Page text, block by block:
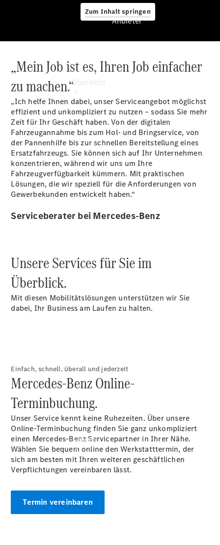
Zum Inhalt springen
Anbieter
Übersicht
Startseite
Modellübersicht
Servicetermin
buchen
vereinbaren
Ansprechpartner
vereinbaren
Servicetermin
Kaufen
Anbieter
„Mein Job ist es, Ihren Job einfacher
zu machen.“
„Ich helfe Ihnen dabei, unser Serviceangebot möglichst
effizient und unkompliziert zu nutzen – sodass Sie mehr
Zeit für Ihr Geschäft haben. Von der digitalen
Fahrzeugannahme bis zum Hol- und Bringservice, von
der Pannenhilfe bis zur schnellen Bereitstellung eines
Ersatzfahrzeugs. Sie können sich auf Ihr Unternehmen
konzentrieren, während wir uns um Ihre
Fahrzeugverfügbarkeit kümmern. Mit praktischen
Lösungen, die wir speziell für die Anforderungen von
Gewerbekunden entwickelt haben.“
Serviceberater bei Mercedes-Benz
Unsere Services für Sie im
Überblick.
Mit diesen Mobilitätslösungen unterstützen wir Sie
dabei, Ihr Business am Laufen zu halten.
Einfach, schnell, überall und jederzeit
Mercedes-Benz Online-
Terminbuchung.
Unser Service kennt keine Ruhezeiten. Über unsere
Online-Terminbuchung finden Sie ganz unkompliziert
einen Mercedes-Benz Servicepartner in Ihrer Nähe.
Wählen Sie bequem online den Werkstatttermin, der
sich am besten mit Ihren weiteren geschäftlichen
Verpflichtungen vereinbaren lässt.
Termin vereinbaren